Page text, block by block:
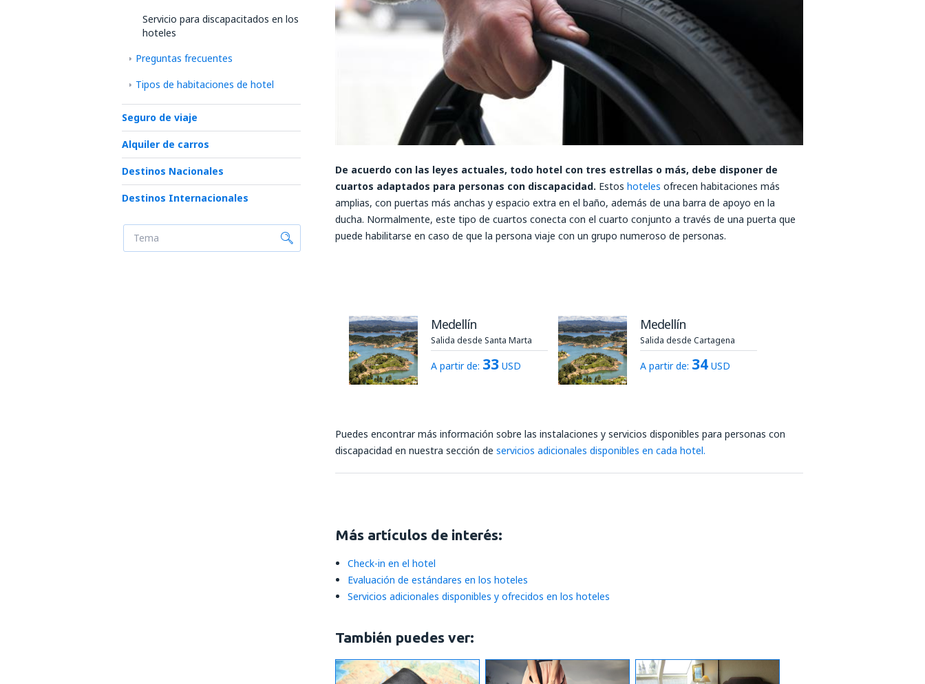
Servicio para discapacitados en los
hoteles
Preguntas frecuentes
Tipos de habitaciones de hotel
Seguro de viaje
Alquiler de carros
Destinos Nacionales
Destinos Internacionales
De acuerdo con las leyes actuales, todo hotel con tres estrellas o más, debe disponer de
cuartos adaptados para personas con discapacidad. Estos hoteles ofrecen habitaciones más
amplias, con puertas más anchas y espacio extra en el baño, además de una barra de apoyo en la
ducha. Normalmente, este tipo de cuartos conecta con el cuarto conjunto a través de una puerta que
puede habilitarse en caso de que la persona viaje con un grupo numeroso de personas.
Medellín
Salida desde Santa Marta
A partir de: 33 USD
Medellín
Salida desde Cartagena
A partir de: 34 USD
Puedes encontrar más información sobre las instalaciones y servicios disponibles para personas con
discapacidad en nuestra sección de servicios adicionales disponibles en cada hotel.
Más artículos de interés:
Check-in en el hotel
Evaluación de estándares en los hoteles
Servicios adicionales disponibles y ofrecidos en los hoteles
También puedes ver: